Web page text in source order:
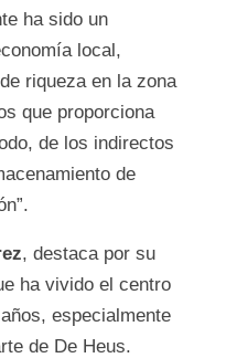
ha sido un
local,
riqueza en la zona
que proporciona
de los indirectos
de
, destaca por su
ha vivido el centro
especialmente
de De Heus.